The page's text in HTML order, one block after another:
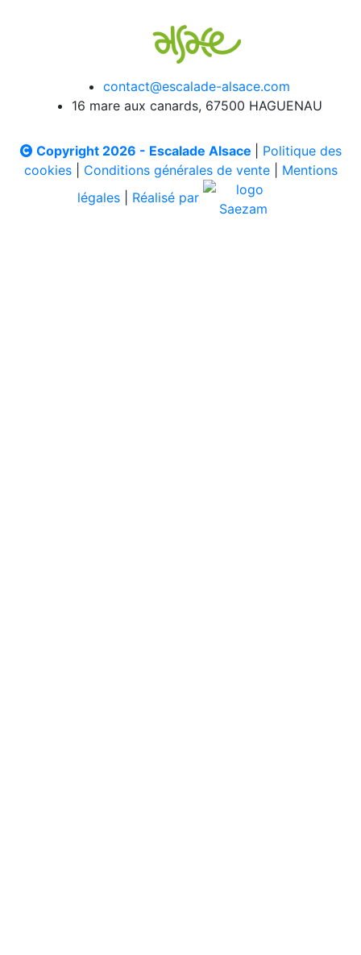
contact@escalade-alsace.com
16 mare aux canards, 67500 HAGUENAU
Copyright 2026 - Escalade Alsace
Politique des
cookies| Conditions générales de vente| Mentions
légales
Réalisé par